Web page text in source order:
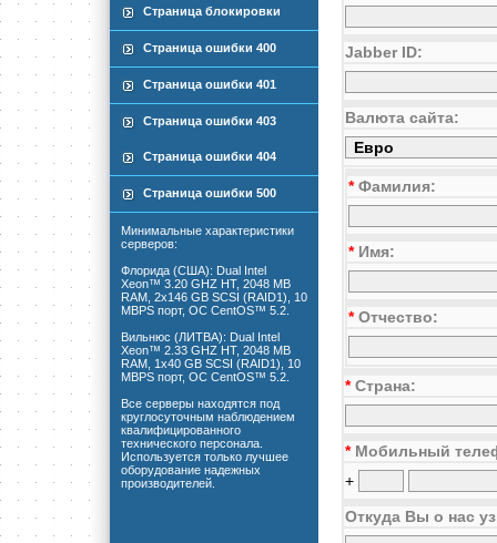
Jabber ID:
Валюта сайта:
*Фамилия:
*Имя:
*Отчество:
*Страна:
*Мобильный
+
Откуда Вы о нас
Страница блокировки
Страница ошибки 400
Страница ошибки 401
Страница ошибки 403
Страница ошибки 404
Страница ошибки 500
Минимальные характеристики
серверов:
Флорида (США): Dual Intel
Xeon™ 3.20 GHZ HT, 2048 MB
RAM, 2x146 GB SCSI (RAID1), 10
MBPS порт, ОС CentOS™ 5.2.
Вильнюс (ЛИТВА): Dual Intel
Xeon™ 2.33 GHZ HT, 2048 MB
RAM, 1x40 GB SCSI (RAID1), 10
MBPS порт, ОС CentOS™ 5.2.
Все серверы находятся под
круглосуточным наблюдением
квалифицированного
технического персонала.
Используется только лучшее
оборудование надежных
производителей.